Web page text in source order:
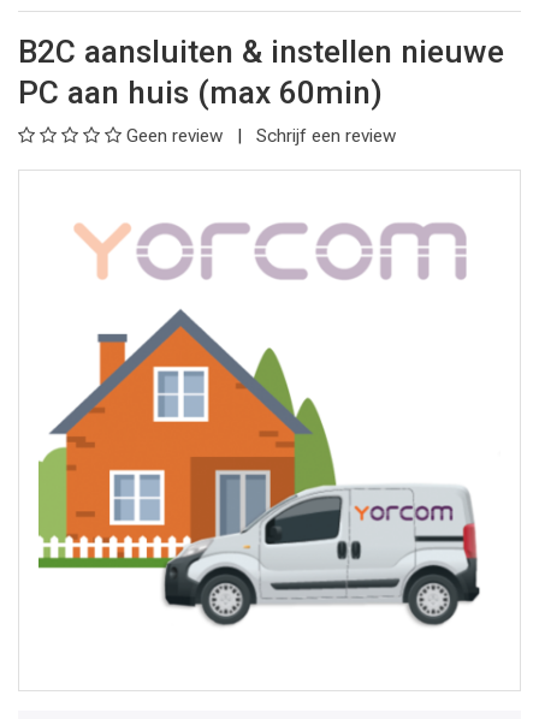
B2C aansluiten & instellen nieuwe
PC aan huis (max 60min)
Geen review Schrijf een review